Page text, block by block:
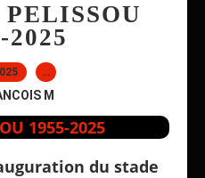
2025
…
M
du stade